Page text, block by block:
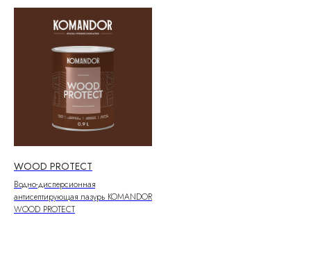
WOOD PROTECT
Водно-дисперсионная
антисептирующая лазурь KOMANDOR
WOOD PROTECT